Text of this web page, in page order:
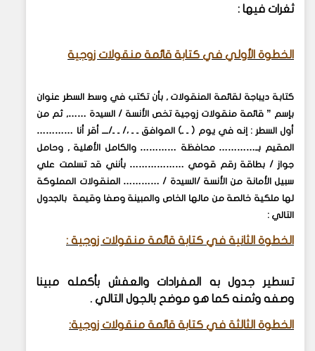
ثغرات فيها :
الخطوة الأولي في كتابة قائمة منقولات زوجية
كتابة ديباجة لقائمة المنقولات , بأن تكتب في وسط السطر عنوان
بإسم ” قائمة منقولات زوجية تخص الأنسة / السيدة ……, ثم من
أول السطر : إنه في يوم ( ـ ـ) الموافق ـ ـ ،/ ـ ـ/ـــ أقر أنا …………
المقيم بـ………… محافظة ………… والكامل الأهلية , وحامل
جواز / بطاقة رقم قومي ……………… بأنني قد تسلمت علي
سبيل الأمانة من الأنسة /السيدة / ………… المنقولات المملوكة
لها ملكية خالصة من مالها الخاص والمبينة وصفا وقيمة بالجدول
التالي :
الخطوة الثانية في كتابة قائمة منقولات زوجية :
تسطير جدول به المفرادات والعفش بأكمله مبينا
وصفه وثمنه كما هو موضح بالجول التالي .
الخطوة الثالثة في كتابة قائمة منقولات زوجية: